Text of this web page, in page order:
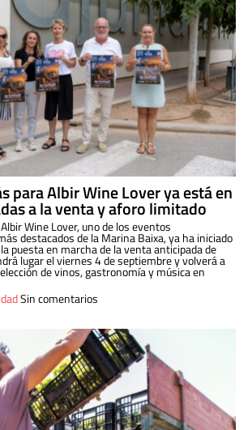
para Albir Wine Lover ya está en
a la venta y aforo limitado
Wine Lover, uno de los eventos
destacados de la Marina Baixa, ya ha iniciado
puesta en marcha de la venta anticipada de
lugar el viernes 4 de septiembre y volverá a
de vinos, gastronomía y música en
Sin comentarios